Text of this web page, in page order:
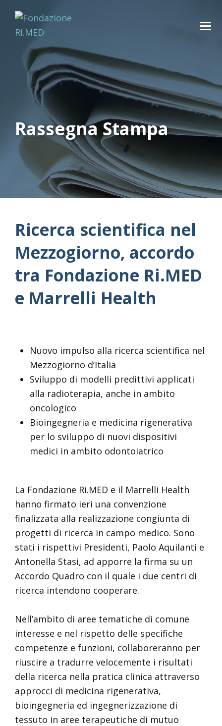
Rassegna Stampa
Ricerca scientifica nel
Mezzogiorno, accordo
tra Fondazione Ri.MED
e Marrelli Health
Nuovo impulso alla ricerca scientifica nel
Mezzogiorno d’Italia
Sviluppo di modelli predittivi applicati
alla radioterapia, anche in ambito
oncologico
Bioingegneria e medicina rigenerativa
per lo sviluppo di nuovi dispositivi
medici in ambito odontoiatrico
La Fondazione Ri.MED e il Marrelli Health
hanno firmato ieri una convenzione
finalizzata alla realizzazione congiunta di
progetti di ricerca in campo medico. Sono
stati i rispettivi Presidenti, Paolo Aquilanti e
Antonella Stasi, ad apporre la firma su un
Accordo Quadro con il quale i due centri di
ricerca intendono cooperare.
Nell’ambito di aree tematiche di comune
interesse e nel rispetto delle specifiche
competenze e funzioni, collaboreranno per
riuscire a tradurre velocemente i risultati
della ricerca nella pratica clinica attraverso
approcci di medicina rigenerativa,
bioingegneria ed ingegnerizzazione di
tessuto in aree terapeutiche di mutuo